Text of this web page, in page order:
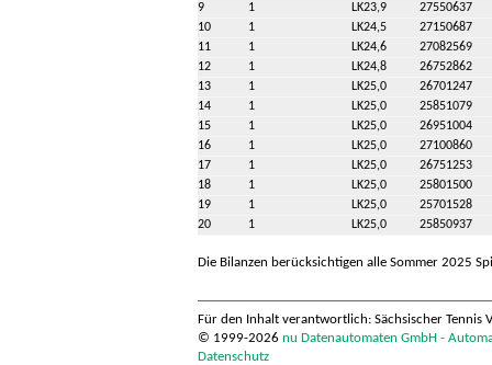
9
1 LK23,9
27550637
10
1 LK24,5
27150687
11
1 LK24,6
27082569
12
1 LK24,8
26752862
13
1 LK25,0
26701247
14
1 LK25,0
25851079
15
1 LK25,0
26951004
16
1 LK25,0
27100860
17
1 LK25,0
26751253
18
1 LK25,0
25801500
19
1 LK25,0
25701528
20
1 LK25,0 25850937
Die Bilanzen berücksichtigen alle Sommer 2025
Für den Inhalt verantwortlich: Sächsischer Tennis
© 1999-2026 nu Datenautomaten GmbH -
Datenschutz